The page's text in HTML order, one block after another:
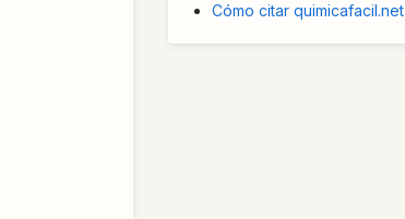
Cómo citar quimicafacil.net